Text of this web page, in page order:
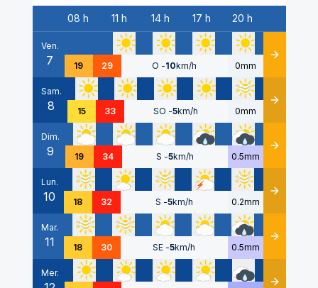
Date
08 h 11 h 14 h 17 h 20 h
Ven.
7 19 29 O -10km/h 0mm Détails
Sam.
8 15 33 SO -5km/h 0mm Détails
Dim.
9 19 34 S -5km/h 0.5mm Détails
Lun.
10 18 32 S -5km/h 0.2mm Détails
Mar.
11 18 30 SE -5km/h 0.5mm Détails
Mer.